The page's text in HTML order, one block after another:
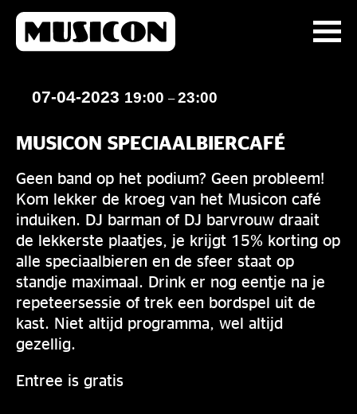
07-04-2023 19:00 –23:00
MUSICON SPECIAALBIERCAFÉ
Geen band op het podium? Geen probleem!
Kom lekker de kroeg van het Musicon café
induiken. DJ barman of DJ barvrouw draait
de lekkerste plaatjes, je krijgt 15% korting op
alle speciaalbieren en de sfeer staat op
standje maximaal. Drink er nog eentje na je
repeteersessie of trek een bordspel uit de
kast. Niet altijd programma, wel altijd
gezellig.
Entree is gratis